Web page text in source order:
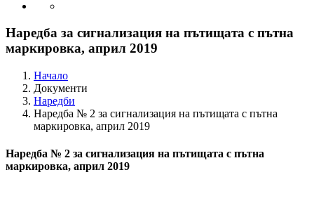
Наредба за сигнализация на пътищата с пътна
маркировка, април 2019
Начало
Документи
Наредби
Наредба № 2 за сигнализация на пътищата с пътна
маркировка, април 2019
Наредба № 2 за сигнализация на пътищата с пътна
маркировка, април 2019